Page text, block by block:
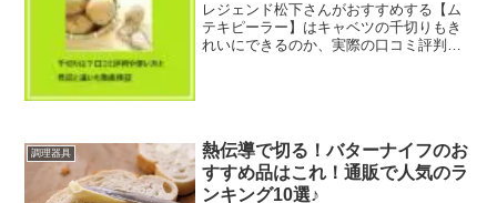
レジェンド松下さんがおすすめする【ム
テキピーラー】はキャベツの千切りもき
れいにできるのか、実際の口コミ評判や
調理器具
熱伝導で切る！バターナイフのお
すすめ品はこれ！通販で人気のラ
ンキング10選♪